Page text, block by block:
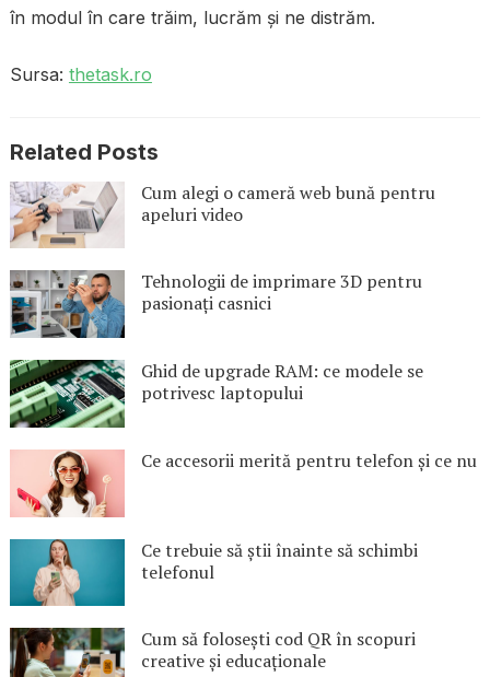
în modul în care trăim, lucrăm și ne distrăm.
Sursa: thetask.ro
Related Posts
Cum alegi o cameră web bună pentru
apeluri video
Tehnologii de imprimare 3D pentru
pasionați casnici
Ghid de upgrade RAM: ce modele se
potrivesc laptopului
Ce accesorii merită pentru telefon și ce nu
Ce trebuie să știi înainte să schimbi
telefonul
Cum să folosești cod QR în scopuri
creative și educaționale